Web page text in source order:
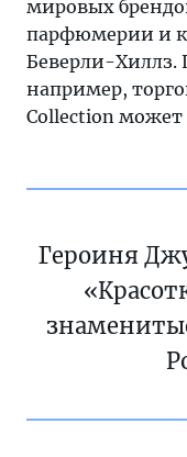
мировых
парфюмерии и
Беверли-Хиллз.
например,
Collection
Героиня